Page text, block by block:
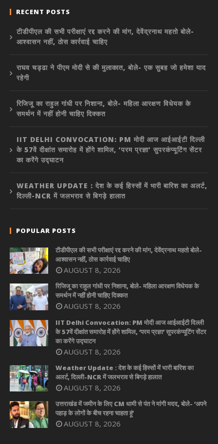
RECENT POSTS
टीडीपीएल की सभी परीक्षाएं रद्द करने की मांग, देवेंद्रनाथ महतो बोले-
आश्वासन नहीं, ठोस कार्रवाई चाहिए
राघव चड्ढा ने पीएम मोदी से की मुलाकात, बोले- एक सुबह जो हमेशा याद
रहेगी
रिजिजू का राहुल गांधी पर निशाना, बोले- महिला आरक्षण विधेयक के
समर्थन में नहीं होनी चाहिए दिक्कत
IIT DELHI CONVOCATION: PM मोदी आज आईआईटी दिल्ली
के 57वें दीक्षांत समारोह में होंगे शामिल, ‘परम प्रज्ञा’ सुपरकंप्यूटिंग सेंटर
का करेंगे उद्घाटन
WEATHER UPDATE : देश के कई हिस्सों में भारी बारिश का अलर्ट,
दिल्ली-NCR में जलभराव से बिगड़े हालात
POPULAR POSTS
टीडीपीएल की सभी परीक्षाएं रद्द करने की मांग, देवेंद्रनाथ महतो बोले-
आश्वासन नहीं, ठोस कार्रवाई चाहिए
AUGUST 8, 2026
रिजिजू का राहुल गांधी पर निशाना, बोले- महिला आरक्षण विधेयक के
समर्थन में नहीं होनी चाहिए दिक्कत
AUGUST 8, 2026
IIT Delhi Convocation: PM मोदी आज आईआईटी दिल्ली
के 57वें दीक्षांत समारोह में होंगे शामिल, ‘परम प्रज्ञा’ सुपरकंप्यूटिंग सेंटर
का करेंगे उद्घाटन
AUGUST 8, 2026
Weather Update : देश के कई हिस्सों में भारी बारिश का
अलर्ट, दिल्ली-NCR में जलभराव से बिगड़े हालात
AUGUST 8, 2026
उत्तराखंड में जमीन के लिए CM धामी से पंत ने मांगी मदद, बोले- ‘अपने
पहाड़ के लोगों के बीच रहना चाहता हूं’
AUGUST 8, 2026